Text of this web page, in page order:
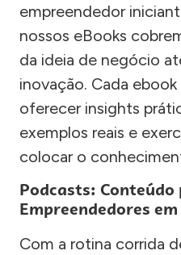
empreendedor
nossos eBooks
da ideia de negócio
inovação. Cada
oferecer insights
exemplos reais e
colocar o
Podcasts: Conteúdo
Empreendedores
Com a rotina corrida